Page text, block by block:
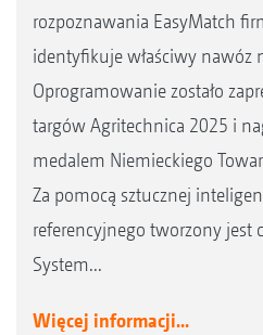
rozpoznawania EasyMatch
identyfikuje właściwy nawóz
Oprogramowanie zostało
targów Agritechnica 2025 i
medalem Niemieckiego
Za pomocą sztucznej
referencyjnego tworzony jest
System...
Więcej informacji...